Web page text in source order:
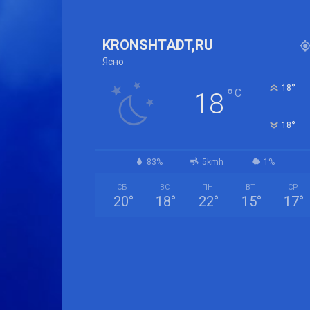
KRONSHTADT,RU
Ясно
18 °C 18°
18°
83% 5kmh 1%
СБ
20°
ВС
18°
ПН
22°
ВТ
15°
СР
17°